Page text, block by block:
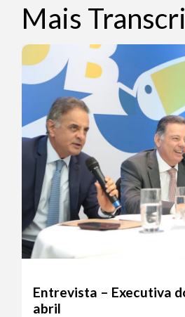
Mais
Entrevista – Executiva
abril